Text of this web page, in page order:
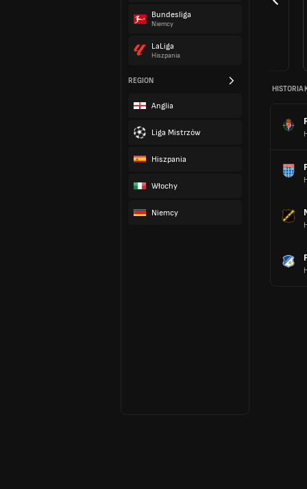
Bundesliga
Niemcy
LaLiga
Hiszpania
REGION
Anglia
Liga Mistrzów
Hiszpania
Włochy
Niemcy
HISTORIA